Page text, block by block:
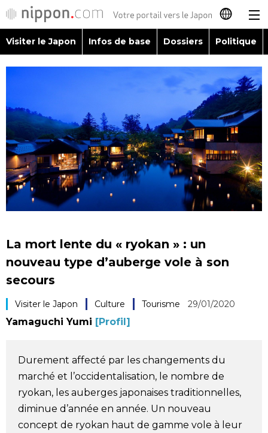
日本語
English
简体字
繁體字
Español
العربية
Visiter le Japon
Infos de base
Dossiers
Économie
Société
Culture
Gastronomie
Le japonais
En plus
Visiter le Japon Infos de base Dossiers Politique
La mort lente du « ryokan » : un
nouveau type d’auberge vole à son
secours
Visiter le Japon Culture Tourisme 29/01/2020
Yamaguchi Yumi [Profil]
Durement affecté par les changements du
marché et l’occidentalisation, le nombre de
ryokan, les auberges japonaises traditionnelles,
diminue d’année en année. Un nouveau
concept de ryokan haut de gamme vole à leur